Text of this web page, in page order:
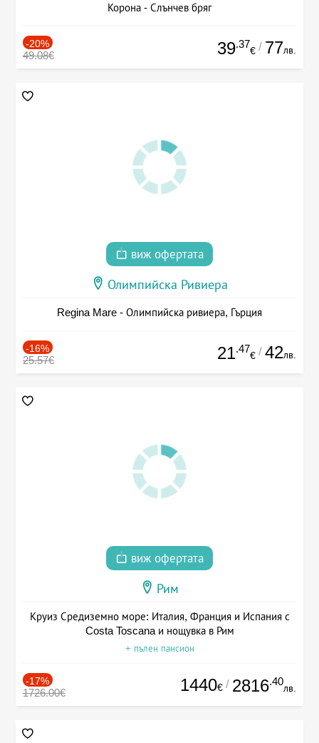
Корона - Слънчев бряг
-20%
49.08€ 39.37
€ / 77лв.
виж офертата
Олимпийска Ривиера
Regina Mare - Олимпийска ривиера, Гърция
-16%
25.57€ 21.47
€ / 42лв.
виж офертата
Рим
Круиз Средиземно море: Италия, Франция и Испания с
Costa Toscana и нощувка в Рим
+ пълен пансион
-17%
1726.00€ 1440€ / 2816.40
лв.